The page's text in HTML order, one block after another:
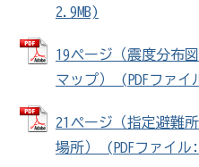
2.9MB)
19ページ（震度分布
マップ） (PDFファイ
21ページ（指定避難
場所） (PDFファイル